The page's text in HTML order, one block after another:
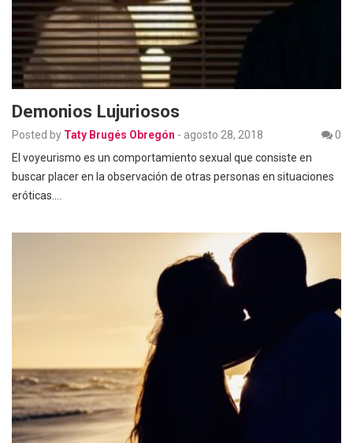
Demonios Lujuriosos
Posted by Taty Brugés Obregón - agosto 28, 2018
0
El voyeurismo es un comportamiento sexual que consiste en
buscar placer en la observación de otras personas en situaciones
eróticas.…